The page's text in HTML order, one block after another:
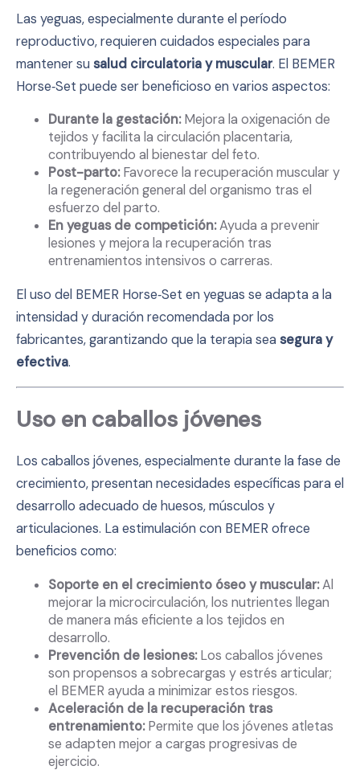
Las yeguas, especialmente durante el período
reproductivo, requieren cuidados especiales para
mantener su salud circulatoria y muscular. El BEMER
Horse‑Set puede ser beneficioso en varios aspectos:
Durante la gestación:Mejora la oxigenación de
tejidos y facilita la circulación placentaria,
contribuyendo al bienestar del feto.
Post-parto:Favorece la recuperación muscular y
la regeneración general del organismo tras el
esfuerzo del parto.
En yeguas de competición:Ayuda a prevenir
lesiones y mejora la recuperación tras
entrenamientos intensivos o carreras.
El uso del BEMER Horse‑Set en yeguas se adapta a la
intensidad y duración recomendada por los
fabricantes, garantizando que la terapia sea segura y
efectiva.
Uso en caballos jóvenes
Los caballos jóvenes, especialmente durante la fase de
crecimiento, presentan necesidades específicas para el
desarrollo adecuado de huesos, músculos y
articulaciones. La estimulación con BEMER ofrece
beneficios como:
Soporte en el crecimiento óseo y muscular:Al
mejorar la microcirculación, los nutrientes llegan
de manera más eficiente a los tejidos en
desarrollo.
Prevención de lesiones:Los caballos jóvenes
son propensos a sobrecargas y estrés articular;
el BEMER ayuda a minimizar estos riesgos.
Aceleración de la recuperación tras
entrenamiento:Permite que los jóvenes atletas
se adapten mejor a cargas progresivas de
ejercicio.